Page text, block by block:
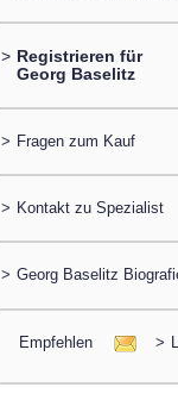
> Registrieren für
Georg Baselitz
> Fragen zum Kauf
> Kontakt zu Spezialist
> Georg Baselitz
Empfehlen >